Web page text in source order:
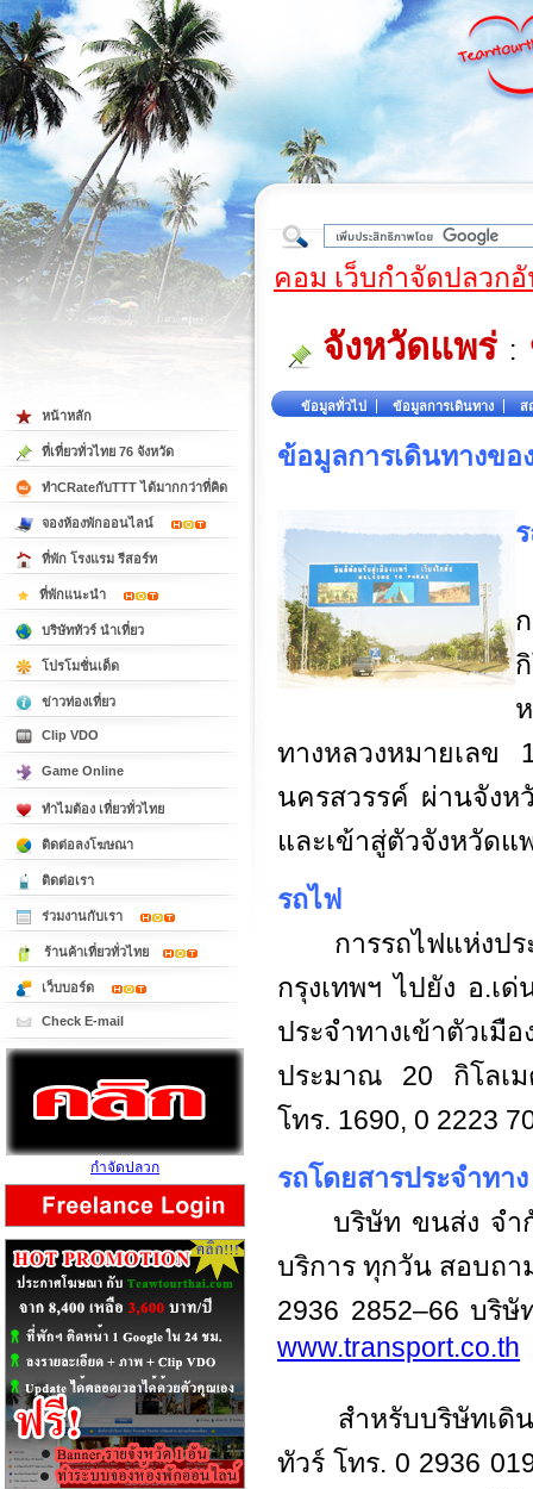
ต้
คอม เว็บกำจัดปลวก
จังหวัดแพร่ :
ข้อมูลทั่วไป ข้อมูลการเดินทาง ส
ข้อมูลการเดินทางขอ
ทางหลวงหมายเลข
นครสวรรค์ ผ่านจัง
และเข้าสู่ตัวจังหวัดแ
รถไฟ
การรถไฟแห่งป
กรุงเทพฯ ไปยัง อ.เ
ประจำทางเข้าตัวเมื
ประมาณ 20 กิโลเม
โทร. 1690, 0 2223
รถโดยสารประจำทาง
บริษัท ขนส่ง จำกัด
บริการ ทุกวัน สอบถา
2936 2852–66 บริ
www.transport.co.th
สำหรับบริษัทเดินร
ทัวร์ โทร. 0 2936
หน้าหลัก
ที่เที่ยวทั่วไทย 76 จังหวัด
ทำCRateกับTTT ได้มากกว่าที่คิด
จองห้องพักออนไลน์
ที่พัก โรงแรม รีสอร์ท
ที่พักแนะนำ
บริษัททัวร์ นำเที่ยว
โปรโมชั่นเด็ด
ข่าวท่องเที่ยว
Clip VDO
Game Online
ทำไมต้อง เที่ยวทั่วไทย
ติดต่อลงโฆษณา
ติดต่อเรา
ร่วมงานกับเรา
ร้านค้าเที่ยวทั่วไทย
เว็บบอร์ด
Check E-mail
กำจัดปลวก